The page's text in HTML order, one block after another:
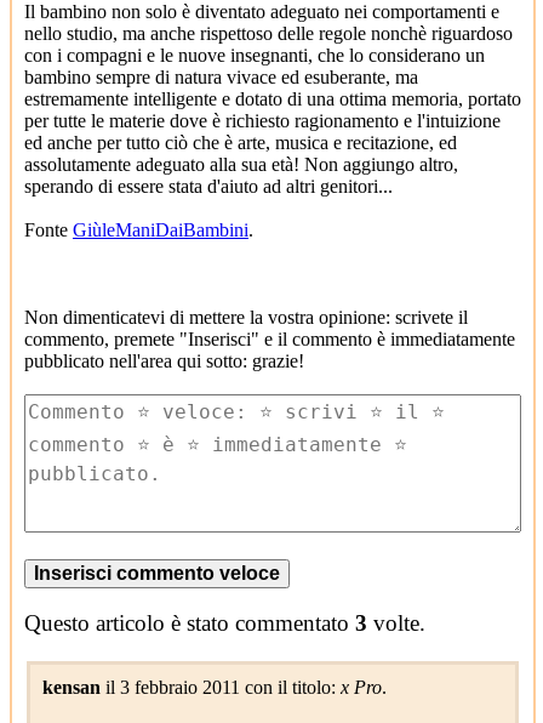
Il bambino non solo è diventato adeguato nei comportamenti e
nello studio, ma anche rispettoso delle regole nonchè riguardoso
con i compagni e le nuove insegnanti, che lo considerano un
bambino sempre di natura vivace ed esuberante, ma
estremamente intelligente e dotato di una ottima memoria, portato
per tutte le materie dove è richiesto ragionamento e l'intuizione
ed anche per tutto ciò che è arte, musica e recitazione, ed
assolutamente adeguato alla sua età! Non aggiungo altro,
sperando di essere stata d'aiuto ad altri genitori...
Fonte GiùleManiDaiBambini.
Non dimenticatevi di mettere la vostra opinione: scrivete il
commento, premete "Inserisci" e il commento è immediatamente
pubblicato nell'area qui sotto: grazie!
Questo articolo è stato commentato 3 volte.
kensan il 3 febbraio 2011 con il titolo: x Pro.